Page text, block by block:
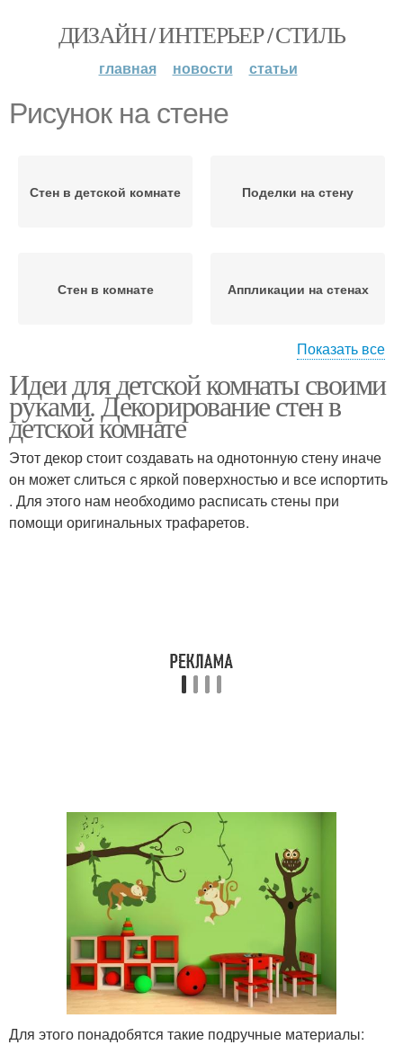
ДИЗАЙН / ИНТЕРЬЕР / СТИЛЬ
главная новости статьи
Рисунок на стене
Стен в детской комнате Поделки на стену
Стен в комнате Аппликации на стенах
Цитаты на стенах Полочки на стенах
Стены в детской
комнате
Декор на стену
Цвета на стене Узоры на стенах
Стены под нанесение
Стен в нежилых
помещениях
Показать все
Идеи для детской комнаты своими
руками. Декорирование стен в
детской комнате
Этот декор стоит создавать на однотонную стену иначе
он может слиться с яркой поверхностью и все испортить
. Для этого нам необходимо расписать стены при
помощи оригинальных трафаретов.
Для этого понадобятся такие подручные материалы: